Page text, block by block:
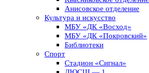
Анисовское отделение
Культура и искусство
МБУ «ДК «Восход»
МБУ «ДК «Покровский»
Библиотеки
Спорт
Стадион «Сигнал»